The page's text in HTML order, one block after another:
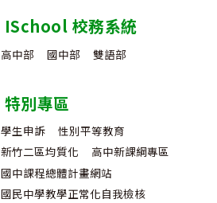
ISchool 校務系統
高中部 國中部 雙語部
特別專區
學生申訴
性別平等教育
新竹二區均質化
高中新課綱專區
國中課程總體計畫網站
國民中學教學正常化自我檢核